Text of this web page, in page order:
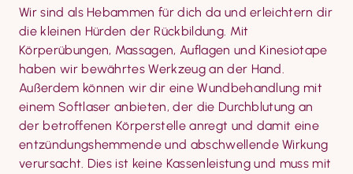
Wir sind als Hebammen für dich da und erleichtern dir
die kleinen Hürden der Rückbildung. Mit
Körperübungen, Massagen, Auflagen und Kinesiotape
haben wir bewährtes Werkzeug an der Hand.
Außerdem können wir dir eine Wundbehandlung mit
einem Softlaser anbieten, der die Durchblutung an
der betroffenen Körperstelle anregt und damit eine
entzündungshemmende und abschwellende Wirkung
verursacht. Dies ist keine Kassenleistung und muss mit